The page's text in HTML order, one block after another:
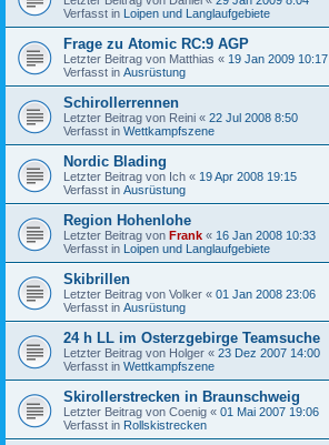
Verfasst in Loipen und Langlaufgebiete
Frage zu Atomic RC:9 AGP
Letzter Beitrag von Matthias « 19 Jan 2009 10:17
Verfasst in Ausrüstung
Schirollerrennen
Letzter Beitrag von Reini « 22 Jul 2008 8:50
Verfasst in Wettkampfszene
Nordic Blading
Letzter Beitrag von Ich « 19 Apr 2008 19:15
Verfasst in Ausrüstung
Region Hohenlohe
Letzter Beitrag von Frank « 16 Jan 2008 10:33
Verfasst in Loipen und Langlaufgebiete
Skibrillen
Letzter Beitrag von Volker « 01 Jan 2008 23:06
Verfasst in Ausrüstung
24 h LL im Osterzgebirge Teamsuche
Letzter Beitrag von Holger « 23 Dez 2007 14:00
Verfasst in Wettkampfszene
Skirollerstrecken in Braunschweig
Letzter Beitrag von Coenig « 01 Mai 2007 19:06
Verfasst in Rollskistrecken